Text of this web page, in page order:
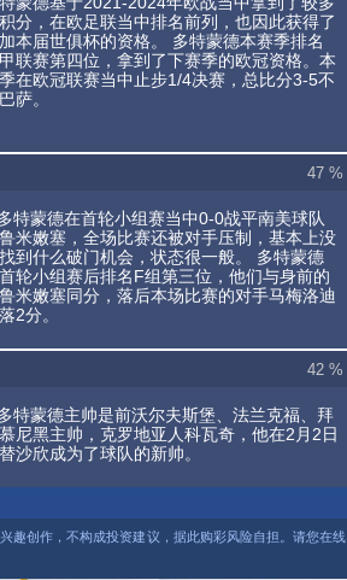
分，在欧足联当中排名前列，也因此获得了
本届世俱杯的资格。 多特蒙德本赛季排名
联赛第四位，拿到了下赛季的欧冠资格。本
在欧冠联赛当中止步1/4决赛，总比分3-5不
萨。
47 %
特蒙德在首轮小组赛当中0-0战平南美球队
米嫩塞，全场比赛还被对手压制，基本上没
到什么破门机会，状态很一般。 多特蒙德
轮小组赛后排名F组第三位，他们与身前的
米嫩塞同分，落后本场比赛的对手马梅洛迪
2分。
42 %
特蒙德主帅是前沃尔夫斯堡、法兰克福、拜
尼黑主帅，克罗地亚人科瓦奇，他在2月2日
沙欣成为了球队的新帅。
趣创作，不构成投资建议，据此购彩风险自担。请您在线